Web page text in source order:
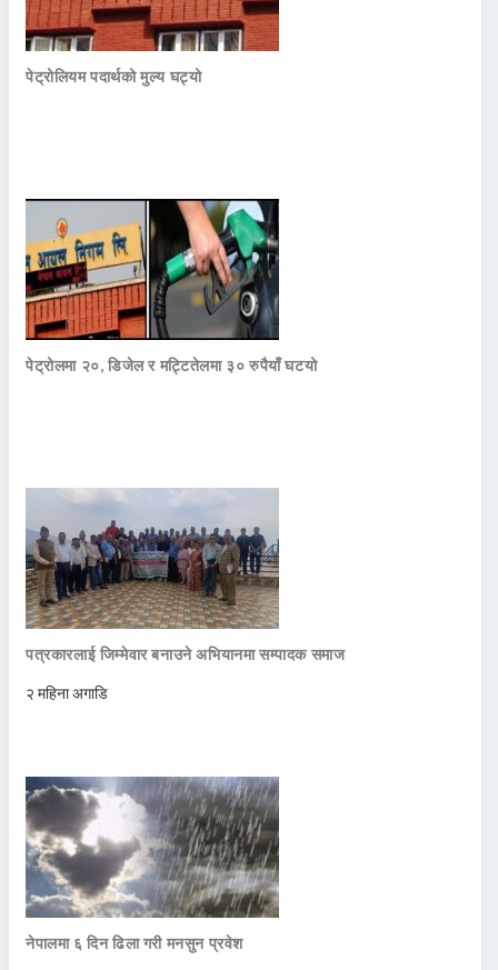
पेट्रोलियम पदार्थको मुल्य घट्यो
पेट्रोलमा २०, डिजेल र मट्टितेलमा ३० रुपैयाँ घटयो
पत्रकारलाई जिम्मेवार बनाउने अभियानमा सम्पादक समाज
२ महिना अगाडि
नेपालमा ६ दिन ढिला गरी मनसुन प्रवेश